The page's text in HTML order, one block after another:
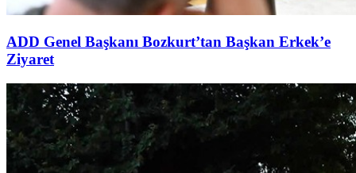
ADD Genel Başkanı Bozkurt’tan Başkan Erkek’e
Ziyaret